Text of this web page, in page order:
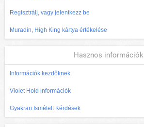
Regisztrálj, vagy jelentkezz be
Muradin, High King kártya értékelése
Hasznos információk
Információk kezdőknek
Violet Hold információk
Gyakran Ismételt Kérdések